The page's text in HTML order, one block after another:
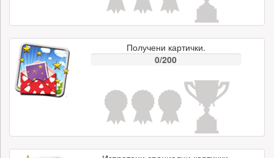
Получени картички.
0/200